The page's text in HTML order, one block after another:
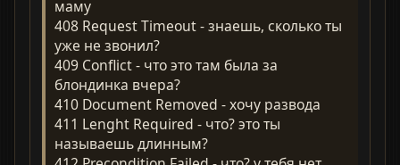
маму
408 Request Timeout - знаешь, сколько ты
уже не звонил?
409 Conflict - что это там была за
блондинка вчера?
410 Document Removed - хочу развода
411 Lenght Required - что? это ты
называешь длинным?